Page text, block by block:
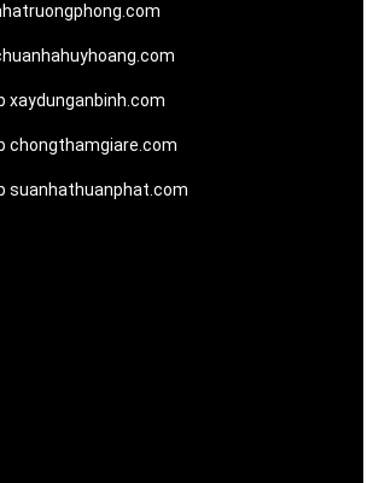
xaydunganbinh.com
chongthamgiare.com
suanhathuanphat.com